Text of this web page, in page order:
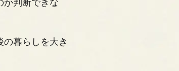
か判断できな
暮らしを大き